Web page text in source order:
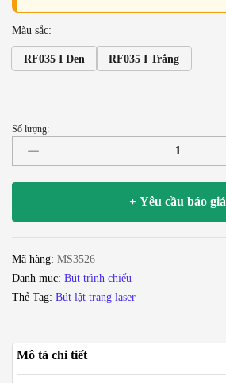
Màu sắc:
RF035 I Đen RF035 I Trắng
Bút
trình
tay
-
Bút
laze
cho
Số lượng:
+ Yêu cầu báo giá
Mã hàng: MS3526
Danh mục: Bút trình chiếu
Thẻ Tag: Bút lật trang laser
Mô tả chi tiết